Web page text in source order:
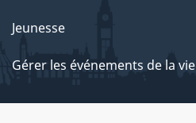
Jeunesse
Gérer les événements de la vie